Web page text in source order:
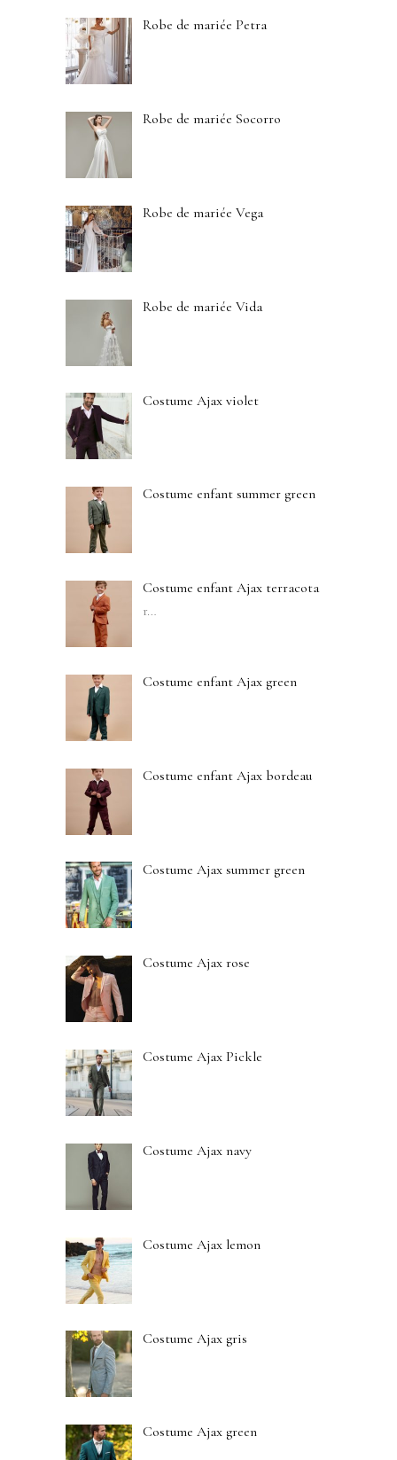
Robe de mariée Petra
Robe de mariée Socorro
Robe de mariée Vega
Robe de mariée Vida
Costume Ajax violet
Costume enfant summer green
Costume enfant Ajax terracota
r…
Costume enfant Ajax green
Costume enfant Ajax bordeau
Costume Ajax summer green
Costume Ajax rose
Costume Ajax Pickle
Costume Ajax navy
Costume Ajax lemon
Costume Ajax gris
Costume Ajax green